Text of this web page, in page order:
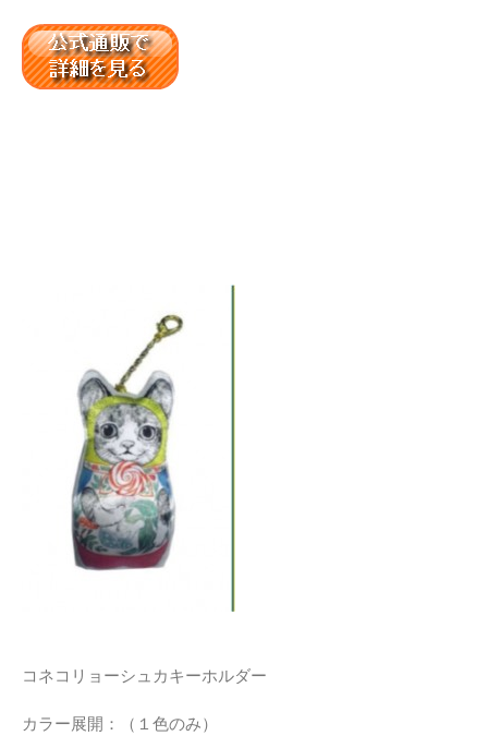
コネコリョーシュカキーホルダー
カラー展開：（１色のみ）